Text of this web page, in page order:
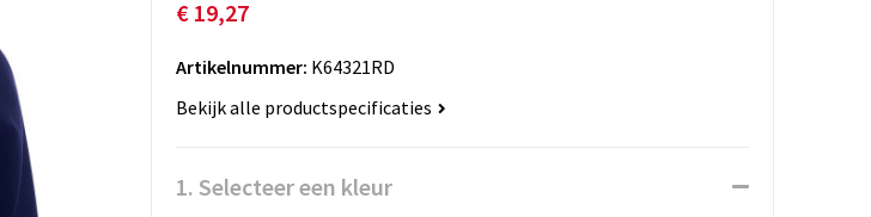
€ 19,27
Artikelnummer: K64321RD
Bekijk alle productspecificaties
1. Selecteer een kleur